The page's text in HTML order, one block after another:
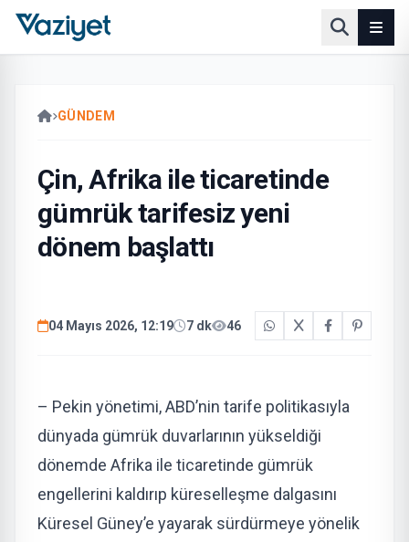
GÜNDEM
Çin, Afrika ile ticaretinde
gümrük tarifesiz yeni
dönem başlattı
04 Mayıs 2026, 12:19 7 dk 46
– Pekin yönetimi, ABD’nin tarife politikasıyla
dünyada gümrük duvarlarının yükseldiği
dönemde Afrika ile ticaretinde gümrük
engellerini kaldırıp küreselleşme dalgasını
Küresel Güney’e yayarak sürdürmeye yönelik